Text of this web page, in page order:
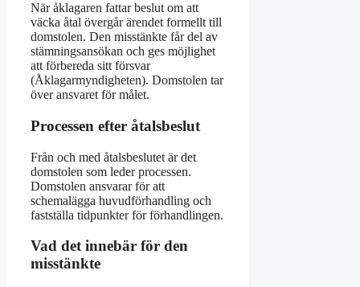
När åklagaren fattar beslut om att
väcka åtal övergår ärendet formellt till
domstolen. Den misstänkte får del av
stämningsansökan och ges möjlighet
att förbereda sitt försvar
(Åklagarmyndigheten). Domstolen tar
över ansvaret för målet.
Processen efter åtalsbeslut
Från och med åtalsbeslutet är det
domstolen som leder processen.
Domstolen ansvarar för att
schemalägga huvudförhandling och
fastställa tidpunkter för förhandlingen.
Vad det innebär för den
misstänkte